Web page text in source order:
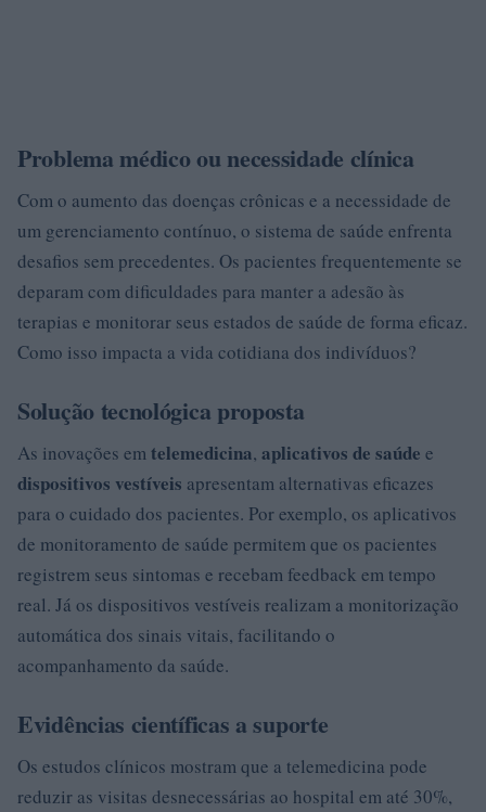
Problema médico ou necessidade clínica
Com o aumento das doenças crônicas e a necessidade de
um gerenciamento contínuo, o sistema de saúde enfrenta
desafios sem precedentes. Os pacientes frequentemente se
deparam com dificuldades para manter a adesão às
terapias e monitorar seus estados de saúde de forma eficaz.
Como isso impacta a vida cotidiana dos indivíduos?
Solução tecnológica proposta
As inovações emtelemedicina, aplicativos de saúde e
dispositivos vestíveis apresentam alternativas eficazes
para o cuidado dos pacientes. Por exemplo, os aplicativos
de monitoramento de saúde permitem que os pacientes
registrem seus sintomas e recebam feedback em tempo
real. Já os dispositivos vestíveis realizam a monitorização
automática dos sinais vitais, facilitando o
acompanhamento da saúde.
Evidências científicas a suporte
Os estudos clínicos mostram que a telemedicina pode
reduzir as visitas desnecessárias ao hospital em até 30%,